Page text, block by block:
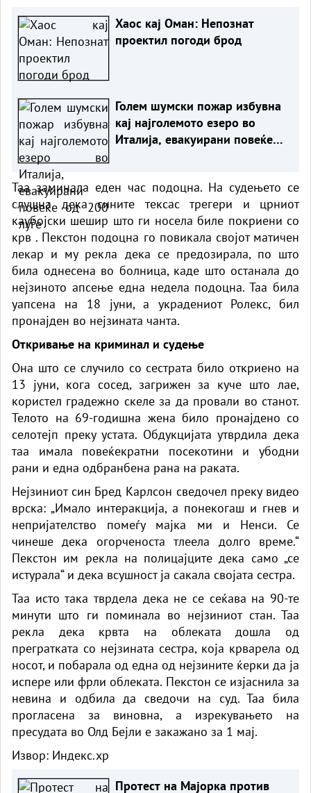
Хаос кај Оман: Непознат
проектил погоди брод
Голем шумски пожар избувна
кај најголемото езеро во
Италија, евакуирани повеќе
Таа заминала еден час подоцна. На судењето се
слушна дека сините тексас трегери и црниот
каубојски шешир што ги носела биле покриени со
крв . Пекстон подоцна го повикала својот матичен
лекар и му рекла дека се предозирала, по што
била однесена во болница, каде што останала до
нејзиното апсење една недела подоцна. Таа била
уапсена на 18 јуни, а украдениот Ролекс, бил
пронајден во нејзината чанта.
Откривање на криминал и судење
Она што се случило со сестрата било откриено на
13 јуни, кога сосед, загрижен за куче што лае,
користел градежно скеле за да провали во станот.
Телото на 69-годишна жена било пронајдено со
селотејп преку устата. Обдукцијата утврдила дека
таа имала повеќекратни посекотини и убодни
рани и една одбранбена рана на раката.
Нејзиниот син Бред Карлсон сведочел преку видео
врска: „Имало интеракција, а понекогаш и гнев и
непријателство помеѓу мајка ми и Ненси. Се
чинеше дека огорченоста тлеела долго време.“
Пекстон им рекла на полицајците дека само „се
истурала“ и дека всушност ја сакала својата сестра.
Таа исто така тврдела дека не се сеќава на 90-те
минути што ги поминала во нејзиниот стан. Таа
рекла дека крвта на облеката дошла од
прегратката со нејзината сестра, која крварела од
носот, и побарала од една од нејзините ќерки да ја
испере или фрли облеката. Пекстон се изјаснила за
невина и одбила да сведочи на суд. Таа била
прогласена за виновна, а изрекувањето на
пресудата во Олд Бејли е закажано за 1 мај.
Извор: Индекс.хр
Протест на Мајорка против